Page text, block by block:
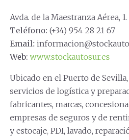
Avda. de la Maestranza Aérea, 1.
Teléfono: (+34) 954 28 21 67
Email:
Web: www.stockautosur.es
Ubicado en el Puerto de
servicios de logística y
fabricantes, marcas,
empresas de seguros y de
y estocaje, PDI, lavado,